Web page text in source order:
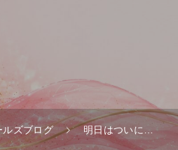
ルズブログ 明日はついに…